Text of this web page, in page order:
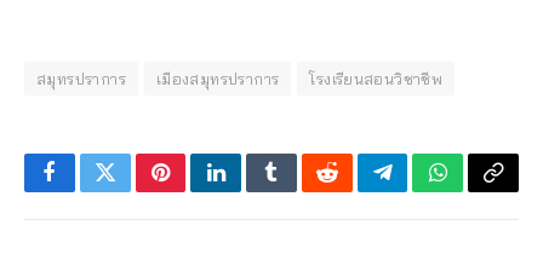
สมุทรปราการ เมืองสมุทรปราการ โรงเรียนสอนวิชาชีพ
FacebookTwitterPinterestLinkedInTumblrRedditTelegramWhatsApp
Copy